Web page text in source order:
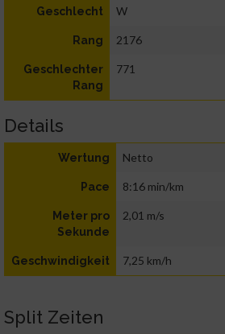
Geschlecht W
Rang 2176
Geschlechter
Rang
771
Details
Wertung Netto
Pace 8:16 min/km
Meter pro
Sekunde
2,01 m/s
Geschwindigkeit 7,25 km/h
Split Zeiten